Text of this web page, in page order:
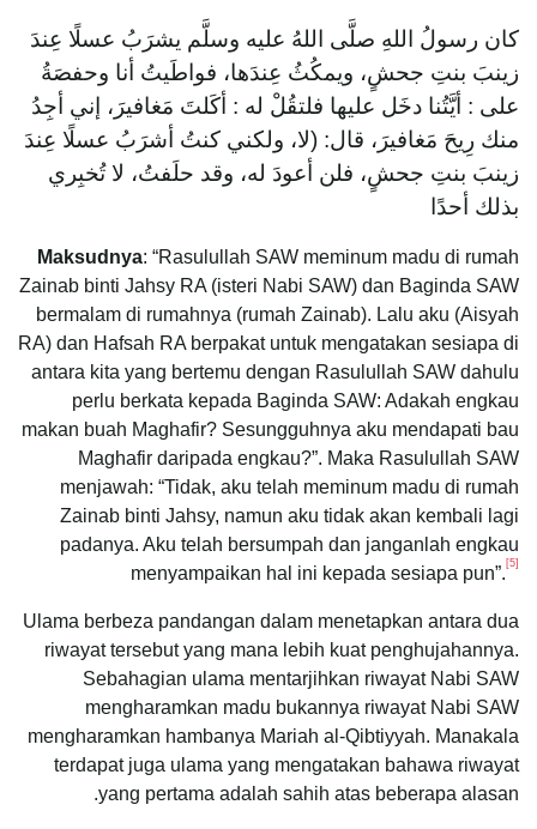
كان رسولُ اللهِ صلَّى اللهُ عليه وسلَّم يشرَبُ عسلًا عِندَ
زينبَ بنتِ جحشٍ، ويمكُثُ عِندَها، فواطَيتُ أنا وحفصَةُ
على : أيَّتُنا دخَل عليها فلتقُلْ له : أكَلتَ مَغافيرَ، إني أجِدُ
منك رِيحَ مَغافيرَ، قال: (لا، ولكني كنتُ أشرَبُ عسلًا عِندَ
زينبَ بنتِ جحشٍ، فلن أعودَ له، وقد حلَفتُ، لا تُخبِري
بذلك أحدًا
Maksudnya: “Rasulullah SAW meminum madu di rumah
Zainab binti Jahsy RA (isteri Nabi SAW) dan Baginda SAW
bermalam di rumahnya (rumah Zainab). Lalu aku (Aisyah
RA) dan Hafsah RA berpakat untuk mengatakan sesiapa di
antara kita yang bertemu dengan Rasulullah SAW dahulu
perlu berkata kepada Baginda SAW: Adakah engkau
makan buah Maghafir? Sesungguhnya aku mendapati bau
Maghafir daripada engkau?”. Maka Rasulullah SAW
menjawah: “Tidak, aku telah meminum madu di rumah
Zainab binti Jahsy, namun aku tidak akan kembali lagi
padanya. Aku telah bersumpah dan janganlah engkau
menyampaikan hal ini kepada sesiapa pun”. [5]
Ulama berbeza pandangan dalam menetapkan antara dua
riwayat tersebut yang mana lebih kuat penghujahannya.
Sebahagian ulama mentarjihkan riwayat Nabi SAW
mengharamkan madu bukannya riwayat Nabi SAW
mengharamkan hambanya Mariah al-Qibtiyyah. Manakala
terdapat juga ulama yang mengatakan bahawa riwayat
yang pertama adalah sahih atas beberapa alasan.